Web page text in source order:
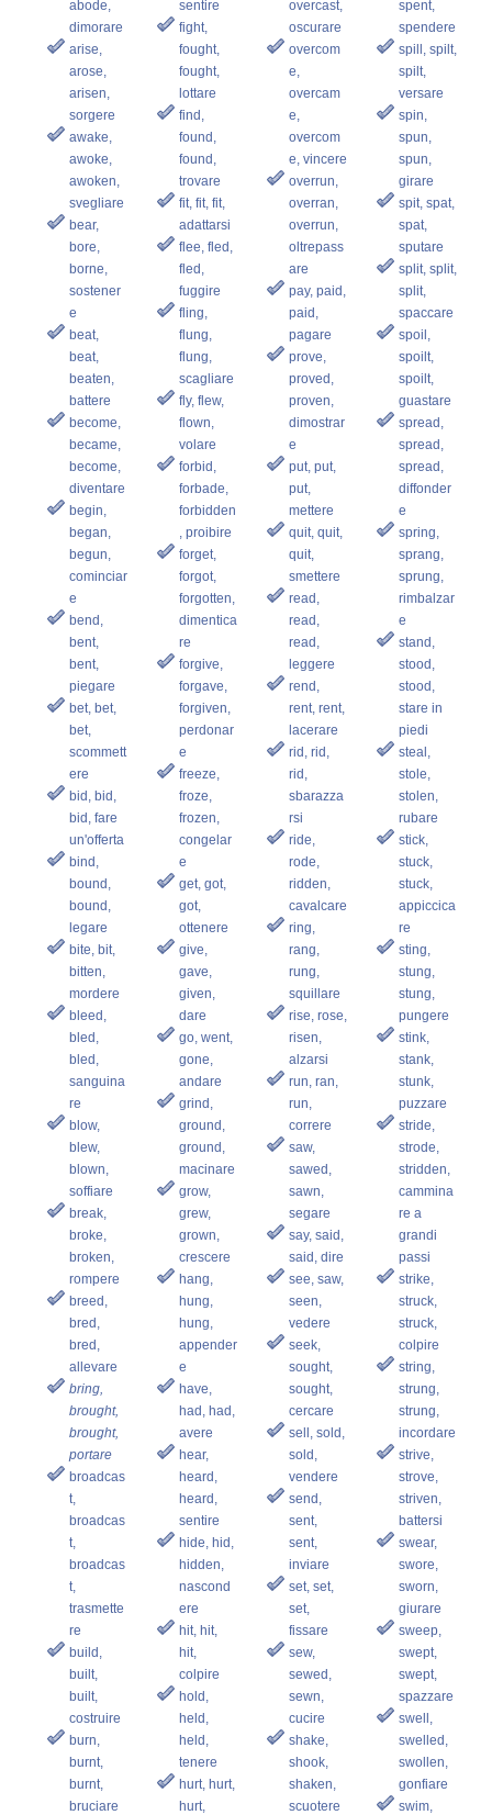
abode,
dimorare
arise,
arose,
arisen,
sorgere
awake,
awoke,
awoken,
svegliare
bear,
bore,
borne,
sostener
e
beat,
beat,
beaten,
battere
become,
became,
become,
diventare
begin,
began,
begun,
cominciar
e
bend,
bent,
bent,
piegare
bet, bet,
bet,
scommett
ere
bid, bid,
bid, fare
un'offerta
bind,
bound,
bound,
legare
bite, bit,
bitten,
mordere
bleed,
bled,
bled,
sanguina
re
blow,
blew,
blown,
soffiare
break,
broke,
broken,
rompere
breed,
bred,
bred,
allevare
bring,
brought,
brought,
portare
broadcas
t,
broadcas
t,
broadcas
t,
trasmette
re
build,
built,
built,
costruire
burn,
burnt,
burnt,
bruciare
sentire
fight,
fought,
fought,
lottare
find,
found,
found,
trovare
fit, fit, fit,
adattarsi
flee, fled,
fled,
fuggire
fling,
flung,
flung,
scagliare
fly, flew,
flown,
volare
forbid,
forbade,
forbidden
, proibire
forget,
forgot,
forgotten,
dimentica
re
forgive,
forgave,
forgiven,
perdonar
e
freeze,
froze,
frozen,
congelar
e
get, got,
got,
ottenere
give,
gave,
given,
dare
go, went,
gone,
andare
grind,
ground,
ground,
macinare
grow,
grew,
grown,
crescere
hang,
hung,
hung,
appender
e
have,
had, had,
avere
hear,
heard,
heard,
sentire
hide, hid,
hidden,
nascond
ere
hit, hit,
hit,
colpire
hold,
held,
held,
tenere
hurt, hurt,
hurt,
overcast,
oscurare
overcom
e,
overcam
e,
overcom
e, vincere
overrun,
overran,
overrun,
oltrepass
are
pay, paid,
paid,
pagare
prove,
proved,
proven,
dimostrar
e
put, put,
put,
mettere
quit, quit,
quit,
smettere
read,
read,
read,
leggere
rend,
rent, rent,
lacerare
rid, rid,
rid,
sbarazza
rsi
ride,
rode,
ridden,
cavalcare
ring,
rang,
rung,
squillare
rise, rose,
risen,
alzarsi
run, ran,
run,
correre
saw,
sawed,
sawn,
segare
say, said,
said, dire
see, saw,
seen,
vedere
seek,
sought,
sought,
cercare
sell, sold,
sold,
vendere
send,
sent,
sent,
inviare
set, set,
set,
fissare
sew,
sewed,
sewn,
cucire
shake,
shook,
shaken,
scuotere
spent,
spendere
spill, spilt,
spilt,
versare
spin,
spun,
spun,
girare
spit, spat,
spat,
sputare
split, split,
split,
spaccare
spoil,
spoilt,
spoilt,
guastare
spread,
spread,
spread,
diffonder
e
spring,
sprang,
sprung,
rimbalzar
e
stand,
stood,
stood,
stare in
piedi
steal,
stole,
stolen,
rubare
stick,
stuck,
stuck,
appiccica
re
sting,
stung,
stung,
pungere
stink,
stank,
stunk,
puzzare
stride,
strode,
stridden,
cammina
re a
grandi
passi
strike,
struck,
struck,
colpire
string,
strung,
strung,
incordare
strive,
strove,
striven,
battersi
swear,
swore,
sworn,
giurare
sweep,
swept,
swept,
spazzare
swell,
swelled,
swollen,
gonfiare
swim,